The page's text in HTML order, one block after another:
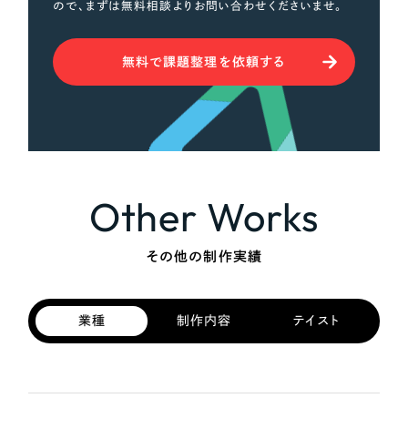
ので、まずは無料相談よりお問い合わせくださいませ。
無料で課題整理を依頼する
Other Works
その他の制作実績
業種 制作内容 テイスト